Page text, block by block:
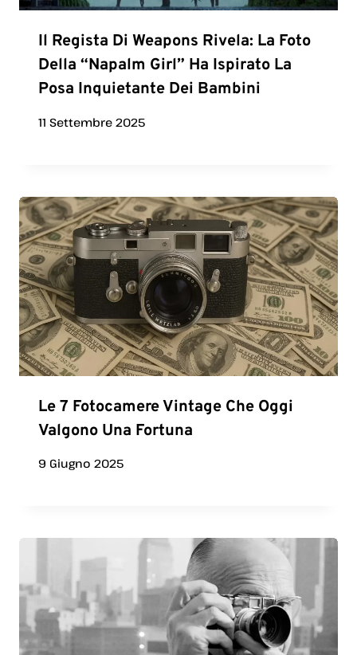
Il Regista Di Weapons Rivela: La Foto
Della “Napalm Girl” Ha Ispirato La
Posa Inquietante Dei Bambini
11 Settembre 2025
Le 7 Fotocamere Vintage Che Oggi
Valgono Una Fortuna
9 Giugno 2025